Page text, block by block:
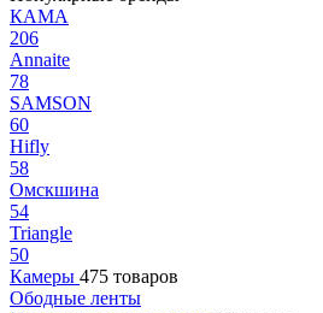
КАМА
206
Annaite
78
SAMSON
60
Hifly
58
Омскшина
54
Triangle
50
Камеры 475 товаров
Ободные ленты